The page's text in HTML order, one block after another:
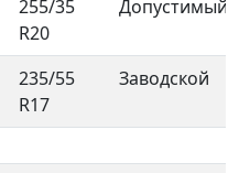
255/35
R20
Допустимый
235/55
R17
Заводской